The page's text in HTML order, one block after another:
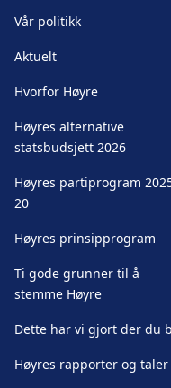
Vår politikk
Aktuelt
Hvorfor Høyre
Høyres alternative
statsbudsjett 2026
Høyres partiprogram
20
Høyres prinsipprogram
Ti gode grunner til å
stemme Høyre
Dette har vi gjort der du
Høyres rapporter og taler